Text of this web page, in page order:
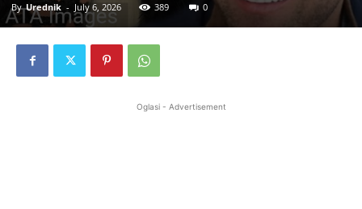
By Urednik - July 6, 2026 389 0
Oglasi - Advertisement